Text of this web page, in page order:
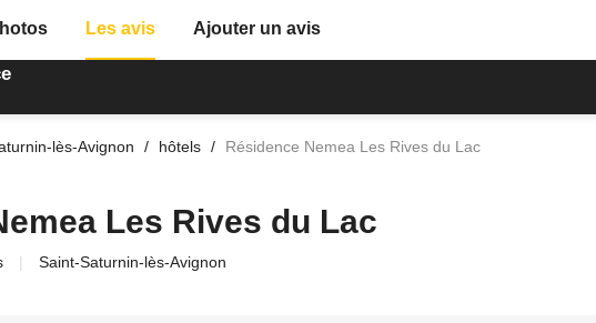
lès-Avignon hôtels Résidence Nemea Les Rives du Lac
Les Rives du Lac
Saint-Saturnin-lès-Avignon
Les avis Ajouter un avis